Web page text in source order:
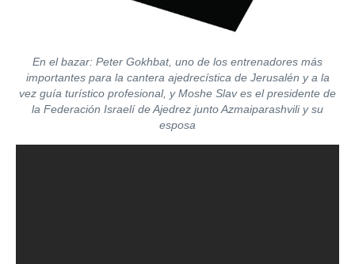
En el bazar: Peter Gokhbat, uno de los entrenadores más
importantes para la cantera ajedrecística de Jerusalén y a la
vez guía turístico profesional, y Moshe Slav es el presidente de
la Federación Israelí de Ajedrez junto Azmaiparashvili y su
esposa